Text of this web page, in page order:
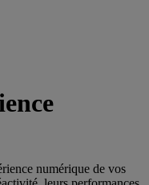
numérique de vos